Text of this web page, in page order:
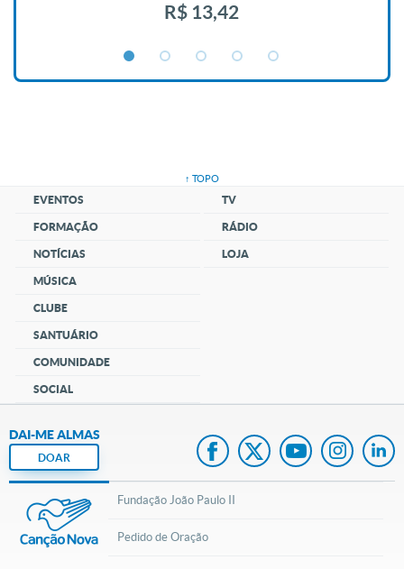
R$ 13,42
↑ TOPO
EVENTOS
FORMAÇÃO
NOTÍCIAS
MÚSICA
CLUBE
SANTUÁRIO
COMUNIDADE
SOCIAL
TV
RÁDIO
LOJA
DAI-ME ALMAS
DOAR
Fundação João Paulo II
Pedido de Oração